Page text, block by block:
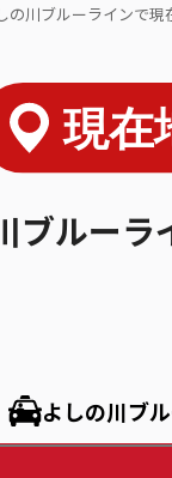
の川ブルーラインで
ブルーラ
よしの川ブ